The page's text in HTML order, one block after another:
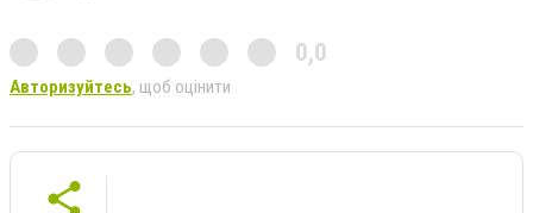
0,0
Авторизуйтесь, щоб оцінити